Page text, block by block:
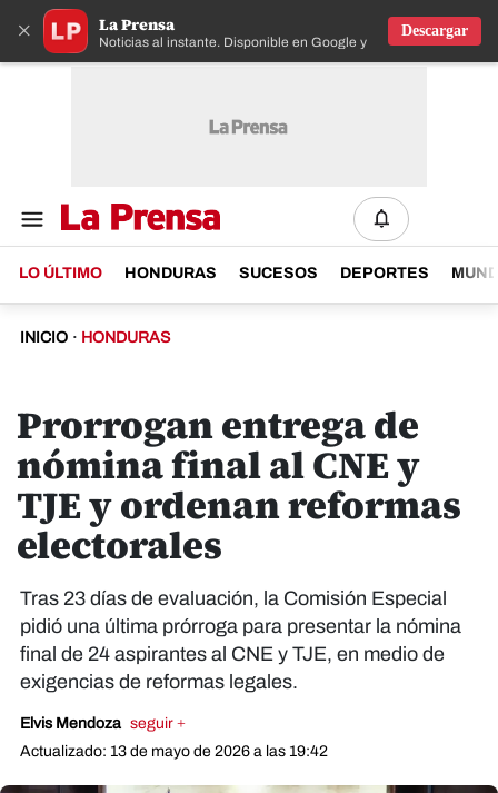
× La Prensa
Noticias al instante. Disponible en Google y IOS
Descargar
LO ÚLTIMO HONDURAS SUCESOS DEPORTES
INICIO · HONDURAS
Prorrogan entrega de
nómina final al CNE y
TJE y ordenan reformas
electorales
Tras 23 días de evaluación, la Comisión Especial
pidió una última prórroga para presentar la nómina
final de 24 aspirantes al CNE y TJE, en medio de
exigencias de reformas legales.
Elvis Mendoza seguir +
Actualizado: 13 de mayo de 2026 a las 19:42